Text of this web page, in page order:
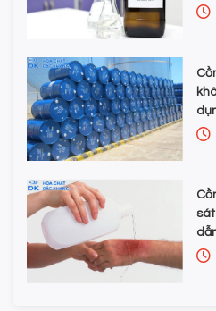
sát